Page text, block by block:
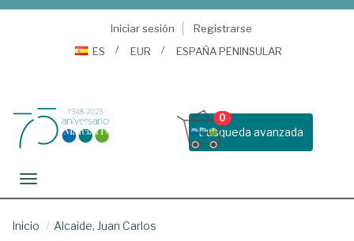
Iniciar sesión
Registrarse
ES
EUR ESPAÑA PENINSULAR
Busqueda avanzada
0
Toggle navigation
Inicio Alcaide, Juan Carlos